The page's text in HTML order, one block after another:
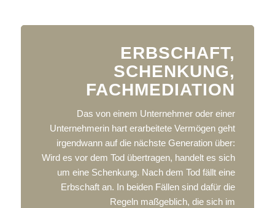
ERBSCHAFT,
SCHENKUNG,
FACHMEDIATION
Das von einem Unternehmer oder einer
Unternehmerin hart erarbeitete Vermögen geht
irgendwann auf die nächste Generation über:
Wird es vor dem Tod übertragen, handelt es sich
um eine Schenkung. Nach dem Tod fällt eine
Erbschaft an. In beiden Fällen sind dafür die
Regeln maßgeblich, die sich im